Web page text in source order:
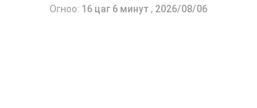
Огноо: 16 цаг 6 минут , 2026/08/06